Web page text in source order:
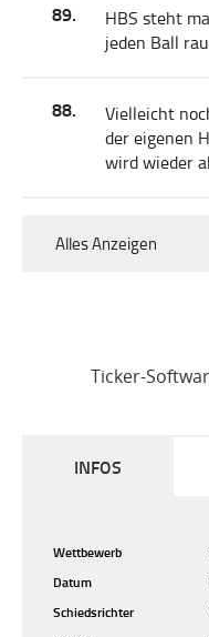
89.
HBS steht
jeden Ball
88.
Vielleicht
der eigenen
wird wieder
Alles Anzeigen
Ticker-
INFOS
Wettbewerb
Datum
Schiedsrichter